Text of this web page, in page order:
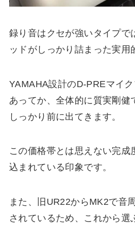
録り音はクセが強いタイプで
ッドがしっかり詰まった実用
YAMAHA設計のD-PREマイ
あってか、全体的に質実剛健
しっかり前に出てきます。
この価格帯とは思えない完成
込まれている印象です。
また、旧UR22からMK2で音
されているため、これから選